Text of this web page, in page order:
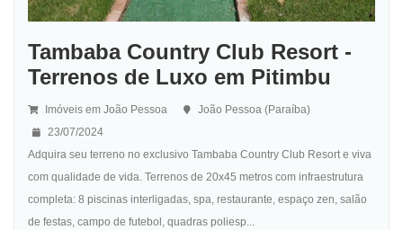
Tambaba Country Club Resort -
Terrenos de Luxo em Pitimbu
Imóveis em João Pessoa
João Pessoa (Paraíba)
23/07/2024
Adquira seu terreno no exclusivo Tambaba Country Club Resort e viva
com qualidade de vida. Terrenos de 20x45 metros com infraestrutura
completa: 8 piscinas interligadas, spa, restaurante, espaço zen, salão
de festas, campo de futebol, quadras poliesp...